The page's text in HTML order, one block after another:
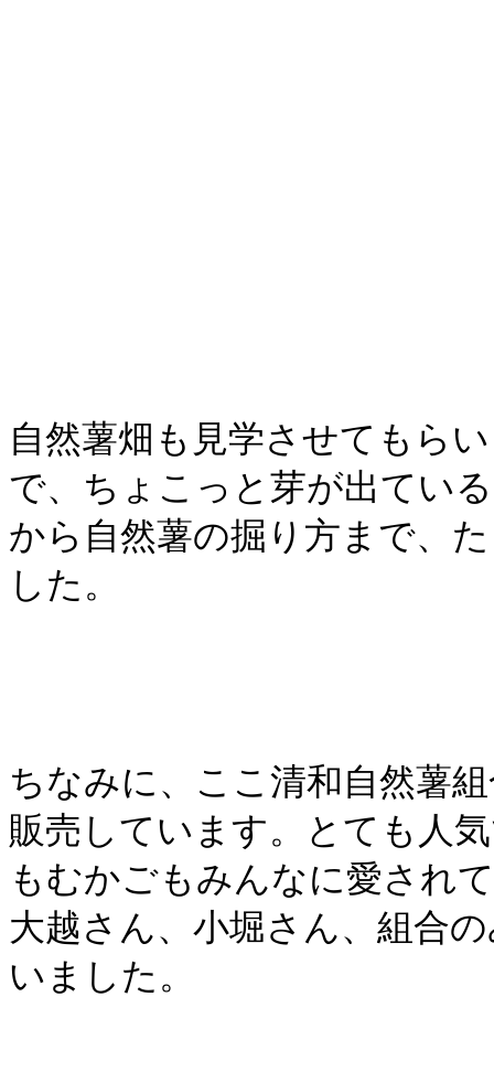
自然薯畑も見学させてもら
で、ちょこっと芽が出てい
から自然薯の掘り方まで、
した。
ちなみに、ここ清和自然薯
販売しています。とても人
もむかごもみんなに愛され
大越さん、小堀さん、組合
いました。